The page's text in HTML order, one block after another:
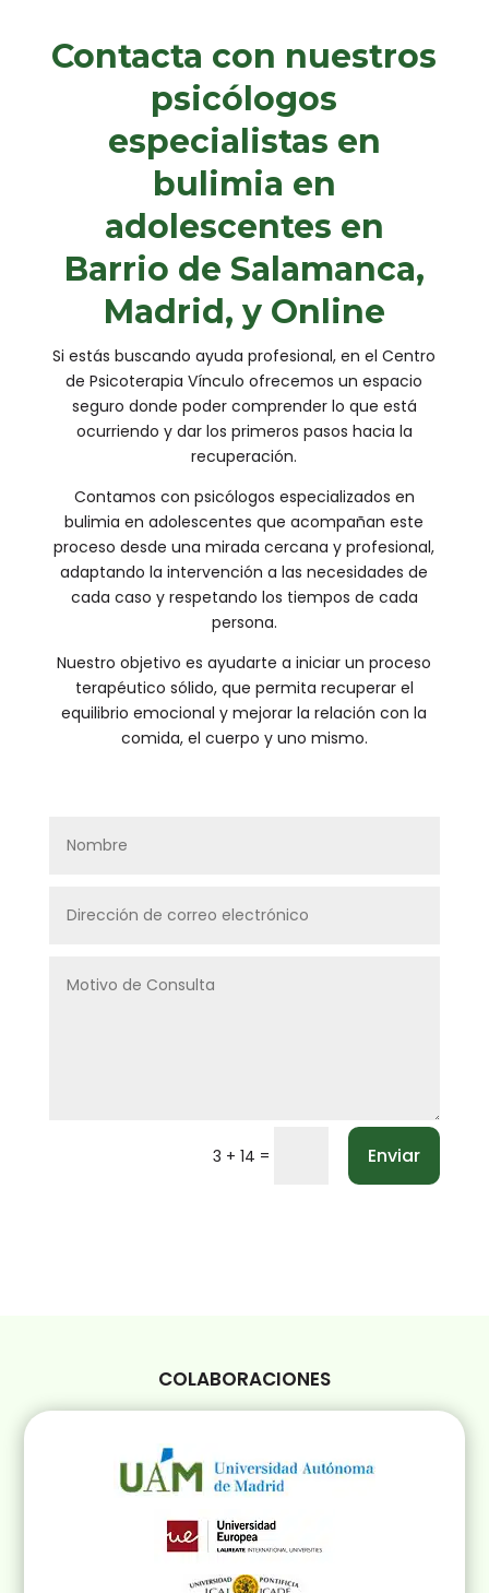
Contacta con nuestros
psicólogos
especialistas en
bulimia en
adolescentes en
Barrio de Salamanca,
Madrid, y Online
Si estás buscando ayuda profesional, en el Centro
de Psicoterapia Vínculo ofrecemos un espacio
seguro donde poder comprender lo que está
ocurriendo y dar los primeros pasos hacia la
recuperación.
Contamos con psicólogos especializados en
bulimia en adolescentes que acompañan este
proceso desde una mirada cercana y profesional,
adaptando la intervención a las necesidades de
cada caso y respetando los tiempos de cada
persona.
Nuestro objetivo es ayudarte a iniciar un proceso
terapéutico sólido, que permita recuperar el
equilibrio emocional y mejorar la relación con la
comida, el cuerpo y uno mismo.
3 + 14 = Enviar
COLABORACIONES